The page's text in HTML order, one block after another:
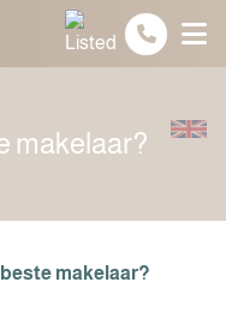
makelaar?
makelaar?